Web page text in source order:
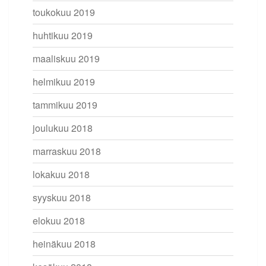
toukokuu 2019
huhtikuu 2019
maaliskuu 2019
helmikuu 2019
tammikuu 2019
joulukuu 2018
marraskuu 2018
lokakuu 2018
syyskuu 2018
elokuu 2018
heinäkuu 2018